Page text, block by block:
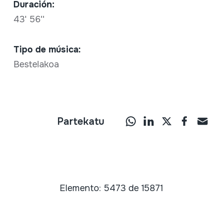
Duración:
43' 56''
Tipo de música:
Bestelakoa
Partekatu
Elemento: 5473 de 15871